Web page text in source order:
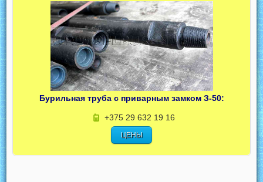
Бурильная труба с приварным замком З-50:
+375 29 632 19 16
ЦЕНЫ